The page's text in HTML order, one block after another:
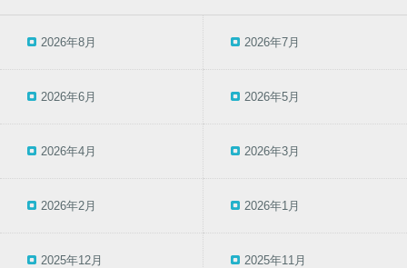
2026年8月 2026年7月
2026年6月 2026年5月
2026年4月 2026年3月
2026年2月 2026年1月
2025年12月 2025年11月